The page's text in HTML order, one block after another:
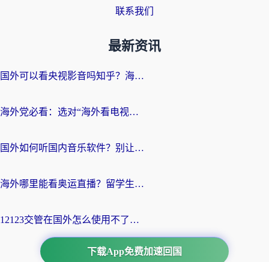
联系我们
最新资讯
国外可以看央视影音吗知乎？海外党亲测有效的回国加速方案
海外党必看：选对“海外看电视剧软件”，再也不用愁国内剧刷不了
国外如何听国内音乐软件？别让地域限制，断了你的中文歌单
海外哪里能看奥运直播？留学生&海外华人必看的体育赛事观赛终极指南
12123交管在国外怎么使用不了？海外华人必看的无缝访问国内资源指南
下载App免费加速回国